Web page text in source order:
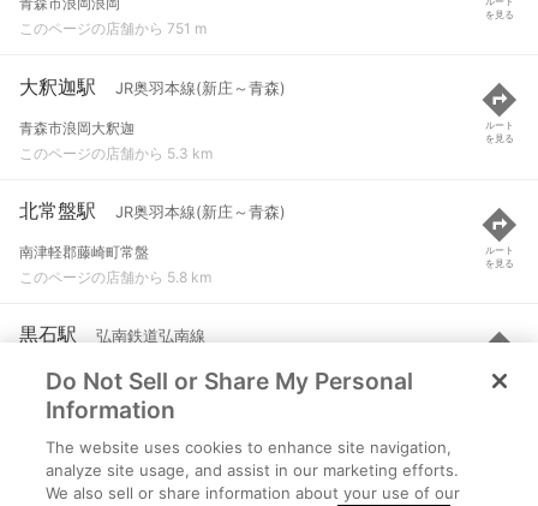
このページの店舗から 751 m
を見る
大釈迦駅 JR奥羽本線(新庄～青森)
青森市浪岡大釈迦
このページの店舗から 5.3 km
ルート
を見る
北常盤駅 JR奥羽本線(新庄～青森)
南津軽郡藤崎町常盤
このページの店舗から 5.8 km
ルート
を見る
黒石駅 弘南鉄道弘南線
黒石市緑町１-１１５
このページの店舗から 6.8 km
ルート
を見る
境松駅 弘南鉄道弘南線
黒石市境松２-４６
Do Not Sell or Share My Personal
Information
The website uses cookies to enhance site navigation,
analyze site usage, and assist in our marketing efforts.
We also sell or share information about your use of our